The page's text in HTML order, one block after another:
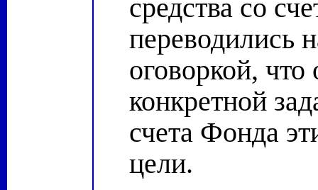
средства со
переводились
оговоркой,
конкретной
счета Фонда
цели.